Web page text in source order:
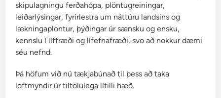
skipulagningu ferðahópa, plöntugreiningar,
leiðarlýsingar, fyrirlestra um náttúru landsins og
lækningaplöntur, þýðingar úr sænsku og ensku,
kennslu í líffræði og lífefnafræði, svo að nokkur dæmi
séu nefnd.
Þá höfum við nú tækjabúnað til þess að taka
loftmyndir úr tiltölulega lítilli hæð.